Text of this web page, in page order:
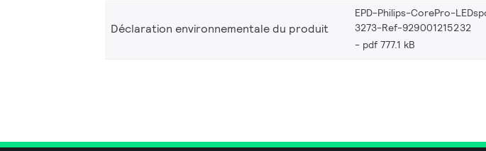
Déclaration environnementale du produit
EPD-Philips-CorePro-
3273-Ref-929001215232
pdf 777.1 kB